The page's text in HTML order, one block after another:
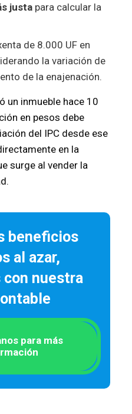
justapara calcular la
de 8.000 UF en
la variación de
de la enajenación.
un inmueble hace 10
en pesos debe
del IPC desde ese
en la
surge al vender la
beneficios
al azar,
nuestra
para más